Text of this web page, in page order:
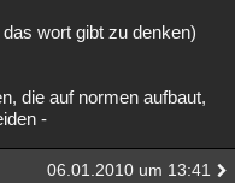
wort gibt zu denken)
die auf normen aufbaut,
-
06.01.2010 um 13:41